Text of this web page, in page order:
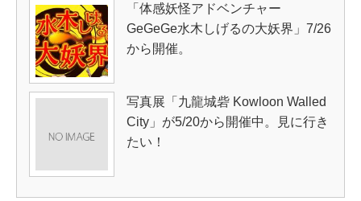
「体感妖怪アドベンチャー
GeGeGe水木しげるの大妖界」7/26
から開催。
写真展「九龍城砦 Kowloon Walled
City」が5/20から開催中。見に行き
たい！